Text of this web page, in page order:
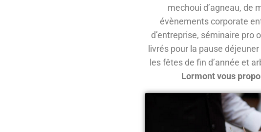
mechoui d’agneau, de
évènements corporate
d’entreprise, séminaire pro
livrés pour la pause
les fêtes de fin d’année et
Lormont vous